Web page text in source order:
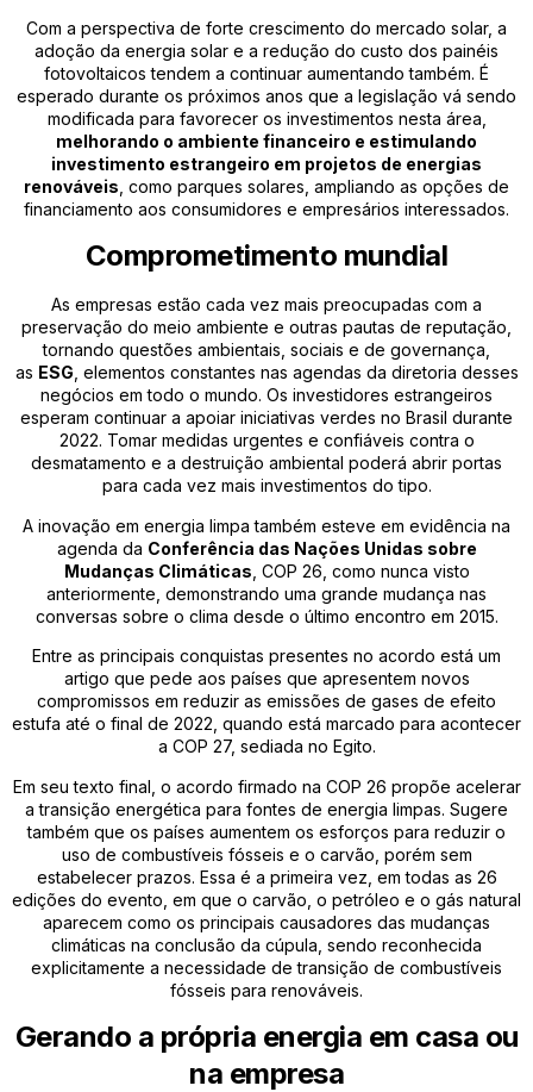
Com a perspectiva de forte crescimento do mercado solar, a
adoção da energia solar e a redução do custo dos painéis
fotovoltaicos tendem a continuar aumentando também. É
esperado durante os próximos anos que a legislação vá sendo
modificada para favorecer os investimentos nesta área,
melhorando o ambiente financeiro e estimulando
investimento estrangeiro em projetos de energias
renováveis , como parques solares, ampliando as opções de
financiamento aos consumidores e empresários interessados.
Comprometimento mundial
As empresas estão cada vez mais preocupadas com a
preservação do meio ambiente e outras pautas de reputação,
tornando questões ambientais, sociais e de governança,
as ESG , elementos constantes nas agendas da diretoria desses
negócios em todo o mundo. Os investidores estrangeiros
esperam continuar a apoiar iniciativas verdes no Brasil durante
2022. Tomar medidas urgentes e confiáveis ​​contra o
desmatamento e a destruição ambiental poderá abrir portas
para cada vez mais investimentos do tipo.
A inovação em energia limpa também esteve em evidência na
agenda da Conferência das Nações Unidas sobre
Mudanças Climáticas , COP 26, como nunca visto
anteriormente, demonstrando uma grande mudança nas
conversas sobre o clima desde o último encontro em 2015.
Entre as principais conquistas presentes no acordo está um
artigo que pede aos países que apresentem novos
compromissos em reduzir as emissões de gases de efeito
estufa até o final de 2022, quando está marcado para acontecer
a COP 27, sediada no Egito.
Em seu texto final, o acordo firmado na COP 26 propõe acelerar
a transição energética para fontes de energia limpas. Sugere
também que os países aumentem os esforços para reduzir o
uso de combustíveis fósseis e o carvão, porém sem
estabelecer prazos. Essa é a primeira vez, em todas as 26
edições do evento, em que o carvão, o petróleo e o gás natural
aparecem como os principais causadores das mudanças
climáticas na conclusão da cúpula, sendo reconhecida
explicitamente a necessidade de transição de combustíveis
fósseis para renováveis.
Gerando a própria energia em casa ou
na empresa